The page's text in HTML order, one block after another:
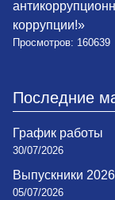
коррупции!»
Просмотров: 160639
Последние
График работы
30/07/2026
Выпускники
05/07/2026